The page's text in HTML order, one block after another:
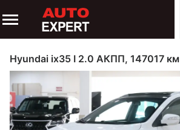
Hyundai ix35 I 2.0 АКПП, 147017 км